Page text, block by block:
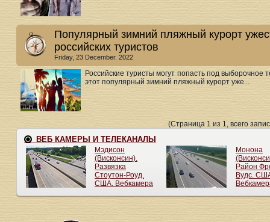
Популярный зимний пляжный курорт
российских туристов
Friday, 23 December. 2022
Российские туристы могут попасть под выборочное
этот популярный зимний пляжный курорт уже...
(Страница 1 из 1, всего